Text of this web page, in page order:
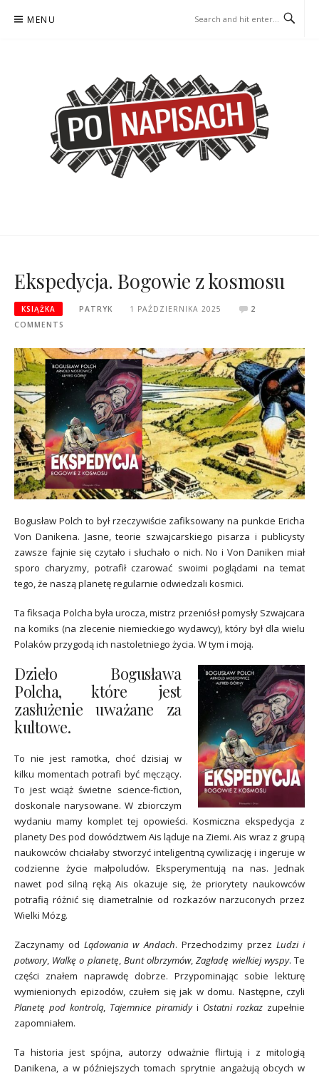
MENU
Ekspedycja. Bogowie z kosmosu
KSIĄŻKA PATRYK 1 PAŹDZIERNIKA 2025
2
COMMENTS
Bogusław Polch to był rzeczywiście zafiksowany na punkcie Ericha
Von Danikena. Jasne, teorie szwajcarskiego pisarza i publicysty
zawsze fajnie się czytało i słuchało o nich. No i Von Daniken miał
sporo charyzmy, potrafił czarować swoimi poglądami na temat
tego, że naszą planetę regularnie odwiedzali kosmici.
Ta fiksacja Polcha była urocza, mistrz przeniósł pomysły Szwajcara
na komiks (na zlecenie niemieckiego wydawcy), który był dla wielu
Polaków przygodą ich nastoletniego życia. W tym i moją.
Dzieło Bogusława
Polcha, które jest
zasłużenie uważane za
kultowe.
To nie jest ramotka, choć dzisiaj w
kilku momentach potrafi być męczący.
To jest wciąż świetne science-fiction,
doskonale narysowane. W zbiorczym
wydaniu mamy komplet tej opowieści. Kosmiczna ekspedycja z
planety Des pod dowództwem Ais ląduje na Ziemi. Ais wraz z grupą
naukowców chciałaby stworzyć inteligentną cywilizację i ingeruje w
codzienne życie małpoludów. Eksperymentują na nas. Jednak
nawet pod silną ręką Ais okazuje się, że priorytety naukowców
potrafią różnić się diametralnie od rozkazów narzuconych przez
Wielki Mózg.
Zaczynamy odLądowania w Andach. Przechodzimy przez Ludzi i
potwory, Walkę o planetę,Bunt olbrzymów,Zagładę wielkiej wyspy. Te
części znałem naprawdę dobrze. Przypominając sobie lekturę
wymienionych epizodów, czułem się jak w domu. Następne, czyli
Planetę pod kontrolą, Tajemnice piramidyi Ostatni rozkaz zupełnie
zapomniałem.
Ta historia jest spójna, autorzy odważnie flirtują i z mitologią
Danikena, a w późniejszych tomach sprytnie angażują obcych w